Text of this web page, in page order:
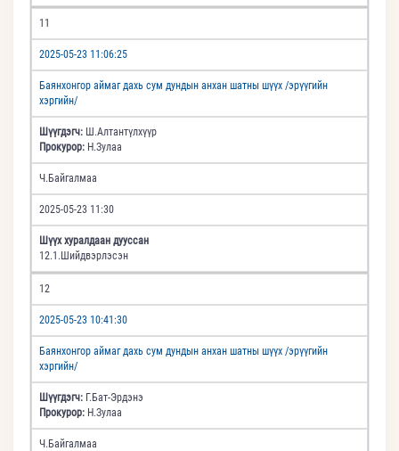
11
2025-05-23 11:06:25
Баянхонгор аймаг дахь сум дундын анхан шатны шүүх /эрүүгийн
хэргийн/
Шүүгдэгч: Ш.Алтантүлхүүр
Прокурор: Н.Зулаа
Ч.Байгалмаа
2025-05-23 11:30
Шүүх хуралдаан дууссан
12.1.Шийдвэрлэсэн
12
2025-05-23 10:41:30
Баянхонгор аймаг дахь сум дундын анхан шатны шүүх /эрүүгийн
хэргийн/
Шүүгдэгч: Г.Бат-Эрдэнэ
Прокурор: Н.Зулаа
Ч.Байгалмаа